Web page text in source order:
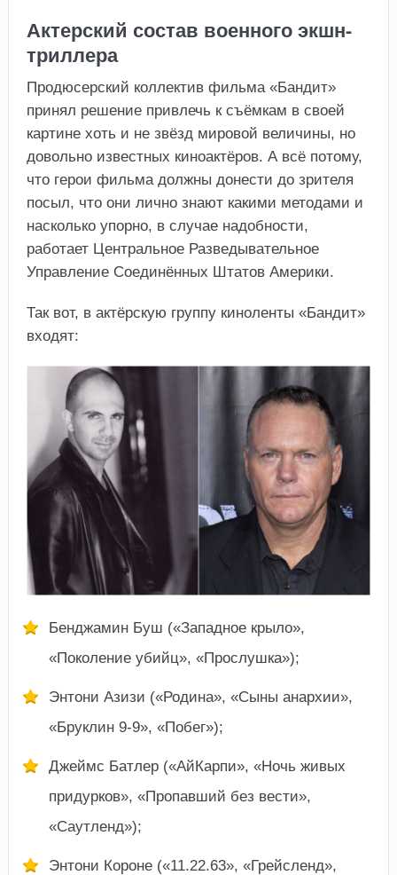
Актерский состав военного экшн-
триллера
Продюсерский коллектив фильма «Бандит»
принял решение привлечь к съёмкам в своей
картине хоть и не звёзд мировой величины, но
довольно известных киноактёров. А всё потому,
что герои фильма должны донести до зрителя
посыл, что они лично знают какими методами и
насколько упорно, в случае надобности,
работает Центральное Разведывательное
Управление Соединённых Штатов Америки.
Так вот, в актёрскую группу киноленты «Бандит»
входят:
Бенджамин Буш («Западное крыло»,
«Поколение убийц», «Прослушка»);
Энтони Азизи («Родина», «Сыны анархии»,
«Бруклин 9-9», «Побег»);
Джеймс Батлер («АйКарпи», «Ночь живых
придурков», «Пропавший без вести»,
«Саутленд»);
Энтони Короне («11.22.63», «Грейсленд»,